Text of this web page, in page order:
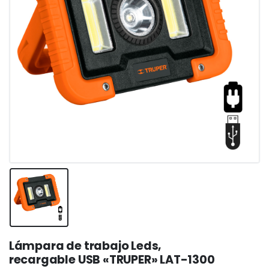
Lámpara de trabajo Leds,
recargable USB «TRUPER» LAT-1300